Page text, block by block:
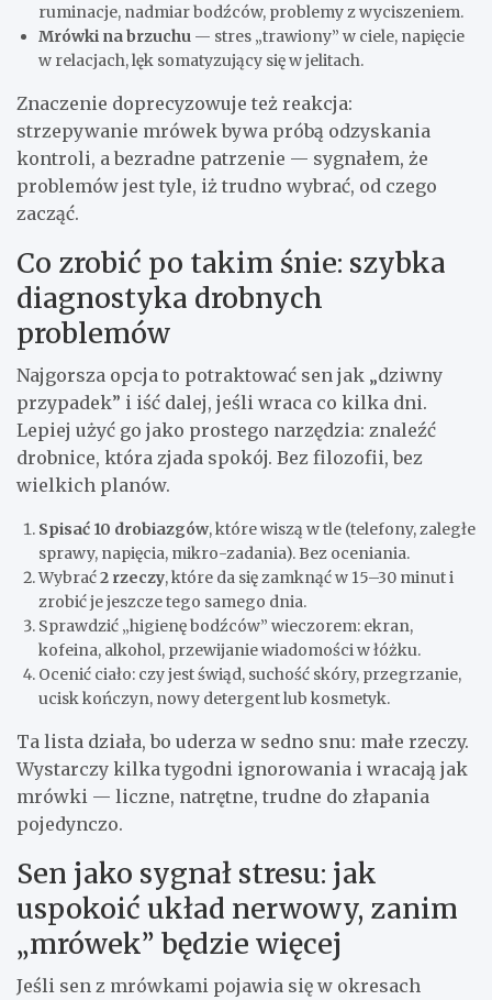
ruminacje, nadmiar bodźców, problemy z wyciszeniem.
Mrówki na brzuchu — stres „trawiony” w ciele, napięcie
w relacjach, lęk somatyzujący się w jelitach.
Znaczenie doprecyzowuje też reakcja:
strzepywanie mrówek bywa próbą odzyskania
kontroli, a bezradne patrzenie — sygnałem, że
problemów jest tyle, iż trudno wybrać, od czego
zacząć.
Co zrobić po takim śnie: szybka
diagnostyka drobnych
problemów
Najgorsza opcja to potraktować sen jak „dziwny
przypadek” i iść dalej, jeśli wraca co kilka dni.
Lepiej użyć go jako prostego narzędzia: znaleźć
drobnice, która zjada spokój. Bez filozofii, bez
wielkich planów.
Spisać 10 drobiazgów, które wiszą w tle (telefony, zaległe
sprawy, napięcia, mikro-zadania). Bez oceniania.
Wybrać2 rzeczy, które da się zamknąć w 15–30 minut i
zrobić je jeszcze tego samego dnia.
Sprawdzić „higienę bodźców” wieczorem: ekran,
kofeina, alkohol, przewijanie wiadomości w łóżku.
Ocenić ciało: czy jest świąd, suchość skóry, przegrzanie,
ucisk kończyn, nowy detergent lub kosmetyk.
Ta lista działa, bo uderza w sedno snu: małe rzeczy.
Wystarczy kilka tygodni ignorowania i wracają jak
mrówki — liczne, natrętne, trudne do złapania
pojedynczo.
Sen jako sygnał stresu: jak
uspokoić układ nerwowy, zanim
„mrówek” będzie więcej
Jeśli sen z mrówkami pojawia się w okresach